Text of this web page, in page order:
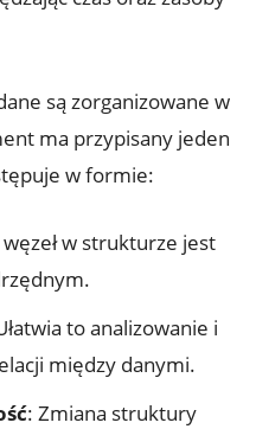
są zorganizowane w
ma przypisany jeden
w formie:
węzeł w ‌strukturze jest
to analizowanie i
między ⁤danymi.
: ​Zmiana ‍struktury